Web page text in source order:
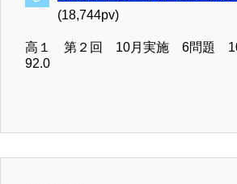
(18,744pv)
高１ 第２回 10月実施 6問題
92.0